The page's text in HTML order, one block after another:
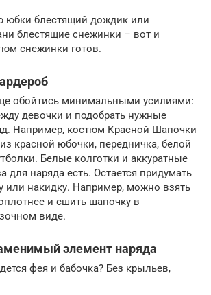
юбки блестящий дождик или
блестящие снежинки – вот и
снежинки готов.
обойтись минимальными усилиями:
девочки и подобрать нужные
Например, костюм Красной Шапочки
красной юбочки, передничка, белой
Белые колготки и аккуратные
для наряда есть. Остается придумать
или накидку. Например, можно взять
и сшить шапочку в
виде.
элемент наряда
фея и бабочка? Без крыльев,